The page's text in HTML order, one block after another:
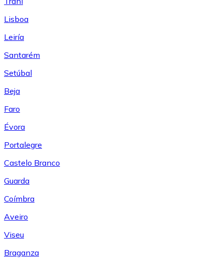
Lisboa
Leiría
Santarém
Setúbal
Beja
Faro
Évora
Portalegre
Castelo Branco
Guarda
Coímbra
Aveiro
Viseu
Braganza